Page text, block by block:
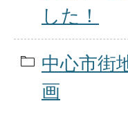
した！
中心市街
画